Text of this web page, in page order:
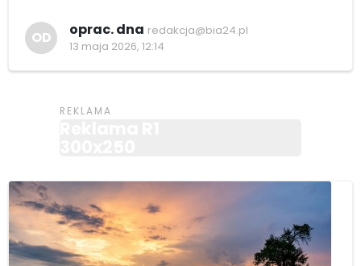
OD oprac. dna redakcja@bia24.pl
13 maja 2026, 12:14